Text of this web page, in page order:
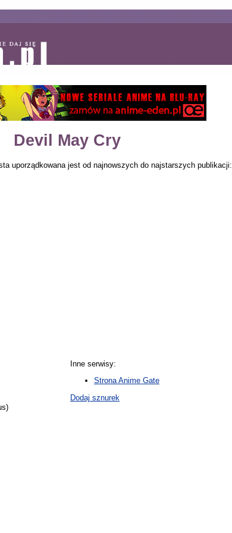
Devil May Cry
uporządkowana jest od najnowszych do najstarszych publikacji:
Inne serwisy:
Strona Anime Gate
Dodaj sznurek